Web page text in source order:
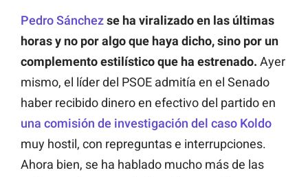
Pedro Sánchezse ha viralizado en las últimas
horas y no por algo que haya dicho, sino por un
complemento estilístico que ha estrenado. Ayer
mismo, el líder del PSOE admitía en el Senado
haber recibido dinero en efectivo del partido en
una comisión de investigación del caso Koldo
muy hostil, con repreguntas e interrupciones.
Ahora bien, se ha hablado mucho más de las